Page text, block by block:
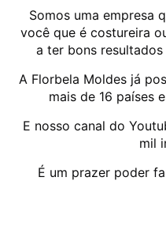
Somos uma empresa
você que é costureira
a ter bons
A Florbela Moldes já
mais de 16 países
E nosso canal do
mil
É um prazer poder